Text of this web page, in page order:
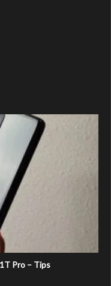
Pro – Tips